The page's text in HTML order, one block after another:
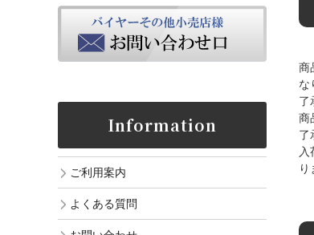
商
な
了
商
了
り
Information
ご利用案内
よくある質問